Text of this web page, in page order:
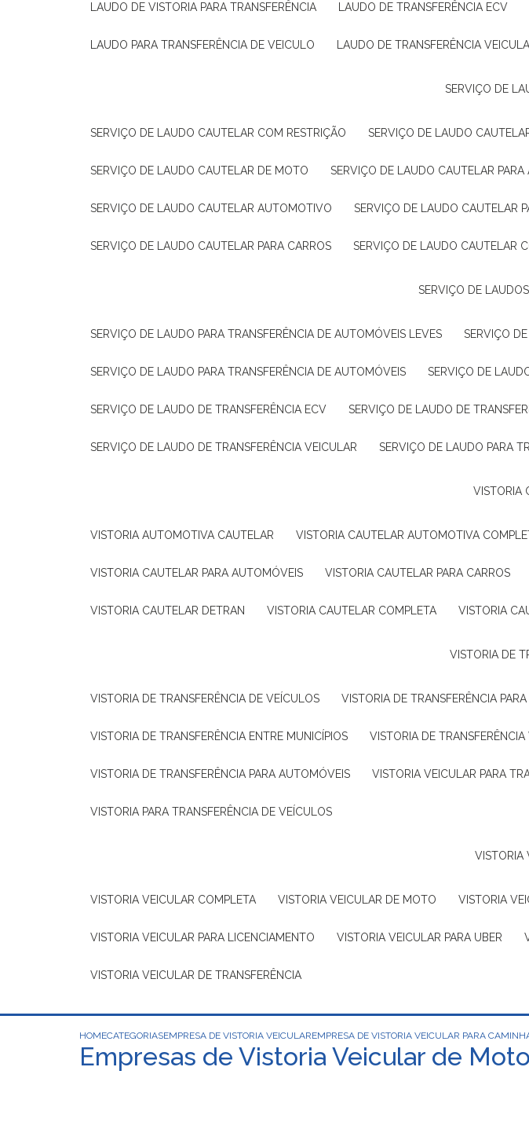
LAUDO DE VISTORIA PARA TRANSFERÊNCIA LAUDO DE TRANSFERÊNCIA ECV
LAUDO PARA TRANSFERÊNCIA DE VEICULO LAUDO DE TRANSFERÊNCIA
SERVIÇO DE
SERVIÇO DE LAUDO CAUTELAR COM RESTRIÇÃO SERVIÇO DE LAUDO
SERVIÇO DE LAUDO CAUTELAR DE MOTO SERVIÇO DE LAUDO CAUTELAR
SERVIÇO DE LAUDO CAUTELAR AUTOMOTIVO SERVIÇO DE LAUDO CAUTELAR
SERVIÇO DE LAUDO CAUTELAR PARA CARROS SERVIÇO DE LAUDO CAUTELAR
SERVIÇO DE
SERVIÇO DE LAUDO PARA TRANSFERÊNCIA DE AUTOMÓVEIS LEVES SERVIÇO
SERVIÇO DE LAUDO PARA TRANSFERÊNCIA DE AUTOMÓVEIS SERVIÇO DE
SERVIÇO DE LAUDO DE TRANSFERÊNCIA ECV SERVIÇO DE LAUDO DE
SERVIÇO DE LAUDO DE TRANSFERÊNCIA VEICULAR SERVIÇO DE LAUDO PARA
VISTORIA AUTOMOTIVA CAUTELAR VISTORIA CAUTELAR AUTOMOTIVA
VISTORIA CAUTELAR PARA AUTOMÓVEIS VISTORIA CAUTELAR PARA CARROS
VISTORIA CAUTELAR DETRAN VISTORIA CAUTELAR COMPLETA VISTORIA
VISTORIA DE
VISTORIA DE TRANSFERÊNCIA DE VEÍCULOS VISTORIA DE TRANSFERÊNCIA
VISTORIA DE TRANSFERÊNCIA ENTRE MUNICÍPIOS VISTORIA DE
VISTORIA DE TRANSFERÊNCIA PARA AUTOMÓVEIS VISTORIA VEICULAR PARA
VISTORIA PARA TRANSFERÊNCIA DE VEÍCULOS
VISTORIA VEICULAR COMPLETA VISTORIA VEICULAR DE MOTO VISTORIA
VISTORIA VEICULAR PARA LICENCIAMENTO VISTORIA VEICULAR PARA UBER
VISTORIA VEICULAR DE TRANSFERÊNCIA
HOMECATEGORIASEMPRESA DE VISTORIA VEICULAREMPRESA DE VISTORIA VEICULAR PARA
Empresas de Vistoria Veicular de